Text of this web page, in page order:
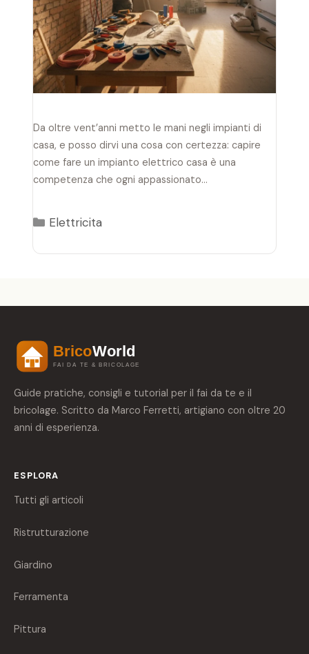
Da oltre vent’anni metto le mani negli impianti di
casa, e posso dirvi una cosa con certezza: capire
come fare un impianto elettrico casa è una
competenza che ogni appassionato…
Categorie
Elettricita
Guide pratiche, consigli e tutorial per il fai da te e il
bricolage. Scritto da Marco Ferretti, artigiano con oltre 20
anni di esperienza.
ESPLORA
Tutti gli articoli
Ristrutturazione
Giardino
Ferramenta
Pittura